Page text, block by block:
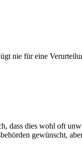
nie für eine
dass dies wohl oft
gewünscht,